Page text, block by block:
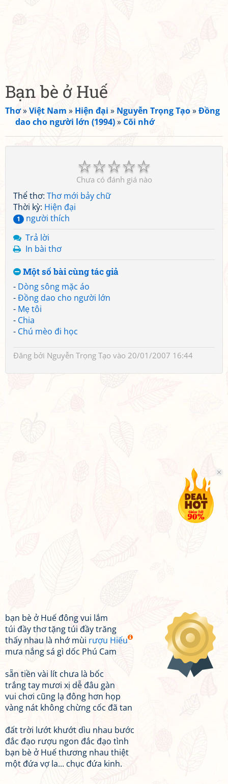
Bạn bè ở Huế
Thơ»Việt Nam » Hiện đại » Nguyễn Trọng Tạo»Đồng
dao cho người lớn (1994)» Cõi nhớ
☆
☆
☆
☆
☆
Chưa có đánh giá nào
Thể thơ: Thơ mới bảy chữ
Thời kỳ: Hiện đại
1
người thích
Trả lời
In bài thơ
Một số bài cùng tác giả
- Dòng sông mặc áo
-Đồng dao cho người lớn
- Mẹ tôi
- Chia
- Chú mèo đi học
Đăng bởi Nguyễn Trọng Tạo vào 20/01/2007 16:44
bạn bè ở Huế đông vui lắm
túi đầy thơ tặng túi đầy trăng
thấy nhau là nhớ mùi rượu Hiếu
mưa nắng sá gì dốc Phú Cam
sẵn tiền vài lít chưa là bốc
trắng tay mươi xị dễ đâu gàn
vui chơi cũng lạ đông hơn họp
vàng nát không chừng cốc đã tan
đất trời lướt khướt dìu nhau bước
đắc đạo rượu ngon đắc đạo tình
bạn bè ở Huế thương nhau thiệt
một đứa vợ la... chục đứa kinh.